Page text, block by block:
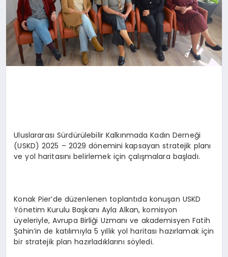
Uluslararası Sürdürülebilir Kalkınmada Kadın Derneği
(USKD) 2025 – 2029 dönemini kapsayan stratejik planı
ve yol haritasını belirlemek için çalışmalara başladı.
Konak Pier’de düzenlenen toplantıda konuşan USKD
Yönetim Kurulu Başkanı Ayla Alkan, komisyon
üyeleriyle, Avrupa Birliği Uzmanı ve akademisyen Fatih
Şahin’in de katılımıyla 5 yıllık yol haritası hazırlamak için
bir stratejik plan hazırladıklarını söyledi.